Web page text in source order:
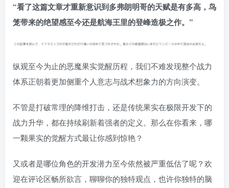
“看了这篇文章才重新意识到多弗朗明哥的天赋是有多高，鸟
笼带来的绝望感至今还是航海王里的登峰造极之作。”
纵观至今为止的恶魔果实觉醒历程，我们不难发现整个战力
体系正朝着更加侧重个人意志与战术想象力的方向演变。
不管是打破常理的降维打击，还是传统果实在极限开发下的
战力升华，都在持续刷新着强者的定义。那么在你看来，哪
一颗果实的觉醒方式最让你感到惊艳？
又或者是哪位角色的开发潜力至今依然被严重低估了呢？欢
迎在评论区畅所欲言，聊聊你的独特观点，也许你独特的脑